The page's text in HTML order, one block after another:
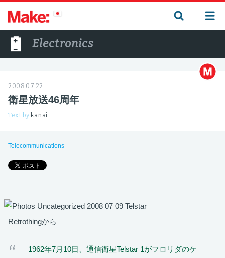
Electronics
2008.07.22
衛星放送46周年
Text bykanai
Telecommunications
Retrothingから –
1962年7月10日、通信衛星Telstar 1がフロリダのケ